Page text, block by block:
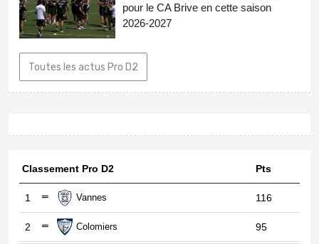
pour le CA Brive en cette saison
2026-2027
Toutes les actus Pro D2
Classement Pro D2 Pts
1 Vannes 116
2 Colomiers 95